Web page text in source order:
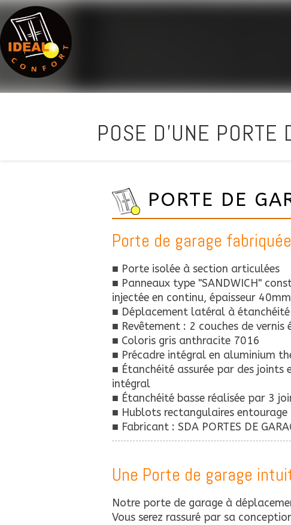
POSE D'UNE PORTE
PORTE DE
Porte de garage
■ Porte isolée à section articulées
■ Panneaux type "SANDWICH"
injectée en continu, épaisseur
■ Déplacement latéral à
■ Revêtement : 2 couches de
■ Coloris gris anthracite 7016
■ Précadre intégral en aluminium
■ Étanchéité assurée par des
intégral
■ Étanchéité basse réalisée par 3
■ Hublots rectangulaires
■ Fabricant : SDA PORTES DE
Une Porte de garage
Notre porte de garage à
Vous serez rassuré par sa